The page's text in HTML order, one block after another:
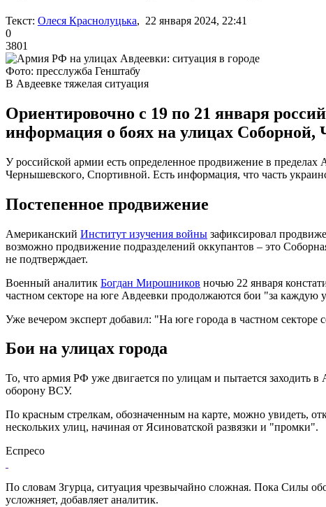
Текст: Олеся Краснолуцька, 22 января 2024, 22:41
0
3801
Фото: пресслужба Генштабу
В Авдеевке тяжелая ситуация
Ориентировочно с 19 по 21 января
информация о боях на улицах
У российской армии есть определенное продвижение в пределах
Чернышевского, Спортивной. Есть информация, что часть
Постепенное продвижение
Американский Институт изучения войны зафиксировал
возможно продвижение подразделений оккупантов – это
не подтверждает.
Военный аналитик Богдан Мирошников ночью 22 января
частном секторе на юге Авдеевки продолжаются бои "за
Уже вечером эксперт добавил: "На юге города в частном
Бои на улицах города
То, что армия РФ уже двигается по улицам и пытается заходить
оборону ВСУ.
По красным стрелкам, обозначенным на карте, можно увидеть,
нескольких улиц, начиная от Ясиноватской развязки и "промки".
Еспресо
По словам Згурца, ситуация чрезвычайно сложная. Пока Силы
усложняет, добавляет аналитик.